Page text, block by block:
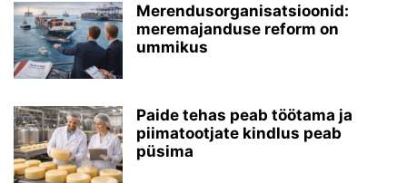
Merendusorganisatsioonid:
meremajanduse reform on
ummikus
Paide tehas peab töötama ja
piimatootjate kindlus peab
püsima